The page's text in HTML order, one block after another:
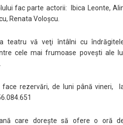
fac parte actorii: Ibica Leonte,
Renata Voloșcu.
teatru vă veţi întâlni cu
cele mai frumoase poveşti ale
face rezervări, de luni până vineri,
care doreşte să ofere o oră